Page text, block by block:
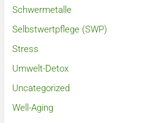
Schwermetalle
Selbstwertpflege (SWP)
Stress
Umwelt-Detox
Uncategorized
Well-Aging